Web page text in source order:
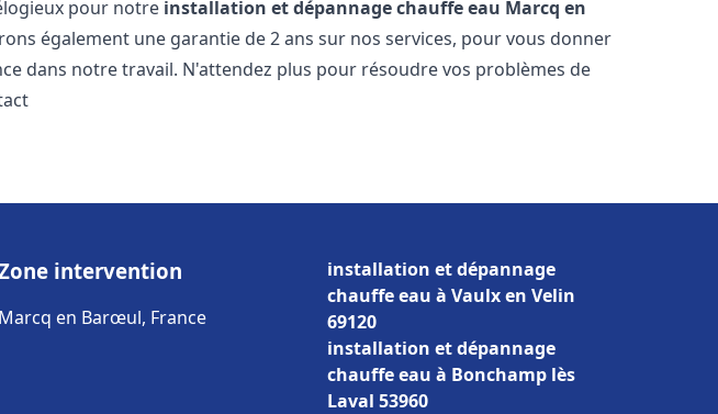
pour notre installation et dépannage chauffe eau Marcq en
également une garantie de 2 ans sur nos services, pour vous donner
dans notre travail. N'attendez plus pour résoudre vos problèmes de
intervention
Marcq en Barœul, France
installation et dépannage
chauffe eau à Vaulx en Velin
69120
installation et dépannage
chauffe eau à Bonchamp lès
Laval 53960